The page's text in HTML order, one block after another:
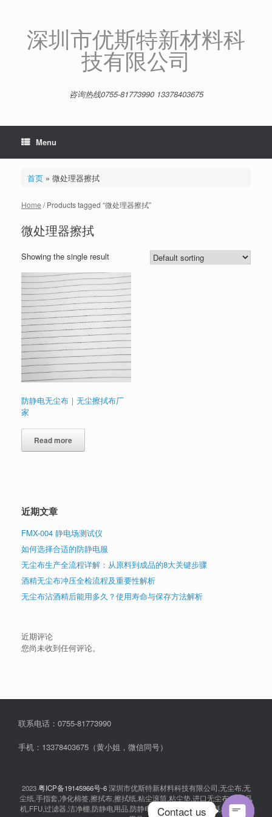
深圳市优斯特新材料科
技有限公司
咨询热线0755-81773990 13378403675
Menu
首页» 微处理器擦拭
Home / Products tagged “微处理器擦拭”
微处理器擦拭
Showing the single result
防静电无尘布｜无尘擦拭布厂
家
Read more
近期文章
FMX-004 静电场测试仪
如何选择合适的防静电服
无尘布生产全流程详解：从原料到成品的8大关键步骤
酒精无尘布冲压全检流程及重要性解析
无尘布沾酒精后能用多久？使用寿命与保存方法解析
近期评论
您尚未收到任何评论。
联系电话：0755-81773990
手机：13378403675（黄小姐，微信同号）
2023粤ICP备19145966号-6深圳市优斯特新材料科技有限公司,无尘布,无
尘纸,手指套,净化棉签,擦拭布,擦拭纸,粘尘滚筒,粘尘垫,进口无尘布,离子风
机,FFU,过滤器,洁净棚,防静电用品,防静电衣服,无尘室消耗品,耗材,实验室
Contact us